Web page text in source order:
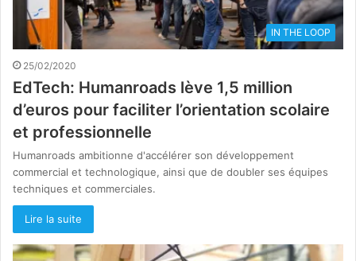
IN THE LOOP
25/02/2020
EdTech: Humanroads lève 1,5 million
d’euros pour faciliter l’orientation scolaire
et professionnelle
Humanroads ambitionne d'accélérer son développement
commercial et technologique, ainsi que de doubler ses équipes
techniques et commerciales.
Lire la suite